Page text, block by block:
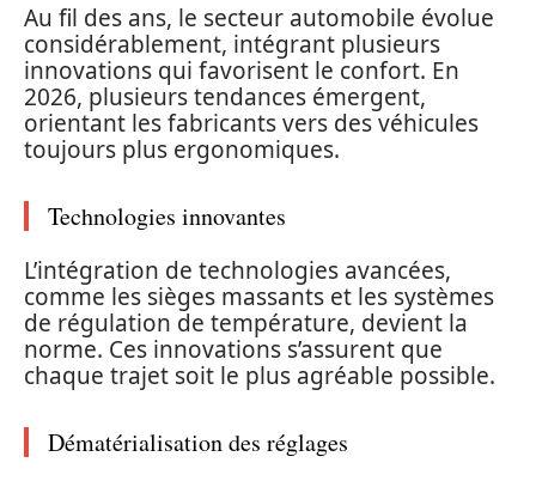
Au fil des ans, le secteur automobile évolue
considérablement, intégrant plusieurs
innovations qui favorisent le confort. En
2026, plusieurs tendances émergent,
orientant les fabricants vers des véhicules
toujours plus ergonomiques.
Technologies innovantes
L’intégration de technologies avancées,
comme les sièges massants et les systèmes
de régulation de température, devient la
norme. Ces innovations s’assurent que
chaque trajet soit le plus agréable possible.
Dématérialisation des réglages